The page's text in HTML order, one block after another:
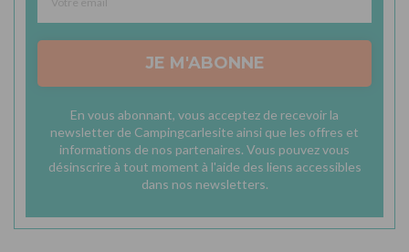
JE M'ABONNE
En vous abonnant, vous acceptez de recevoir la
newsletter de Campingcarlesite ainsi que les offres et
informations de nos partenaires. Vous pouvez vous
désinscrire à tout moment à l'aide des liens accessibles
dans nos newsletters.